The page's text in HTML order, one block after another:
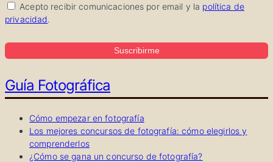
Acepto recibir comunicaciones por email y la política de
privacidad.
Suscribirme
Guía Fotográfica
Cómo empezar en fotografía
Los mejores concursos de fotografía: cómo elegirlos y
comprenderlos
¿Cómo se gana un concurso de fotografía?